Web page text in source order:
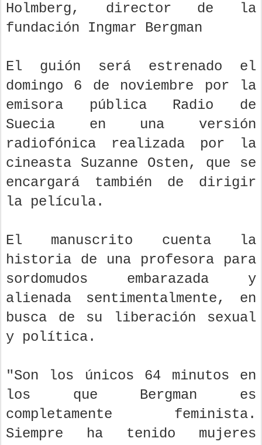
Holmberg, director de la
fundación Ingmar Bergman
El guión será estrenado el
domingo 6 de noviembre por la
emisora pública Radio de
Suecia en una versión
radiofónica realizada por la
cineasta Suzanne Osten, que se
encargará también de dirigir
la película.
El manuscrito cuenta la
historia de una profesora para
sordomudos embarazada y
alienada sentimentalmente, en
busca de su liberación sexual
y política.
"Son los únicos 64 minutos en
los que Bergman es
completamente feminista.
Siempre ha tenido mujeres